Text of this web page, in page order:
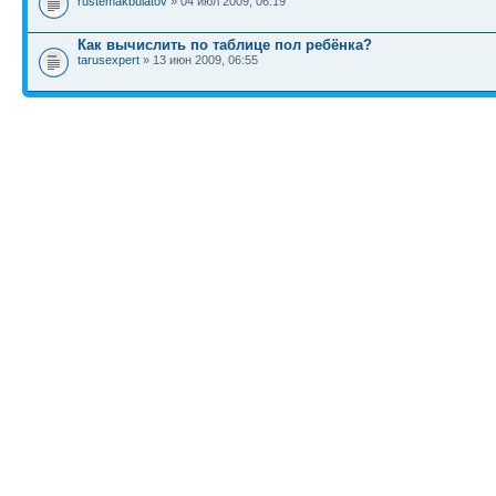
Как вычислить по таблице пол ребёнка?
tarusexpert » 13 июн 2009, 06:55